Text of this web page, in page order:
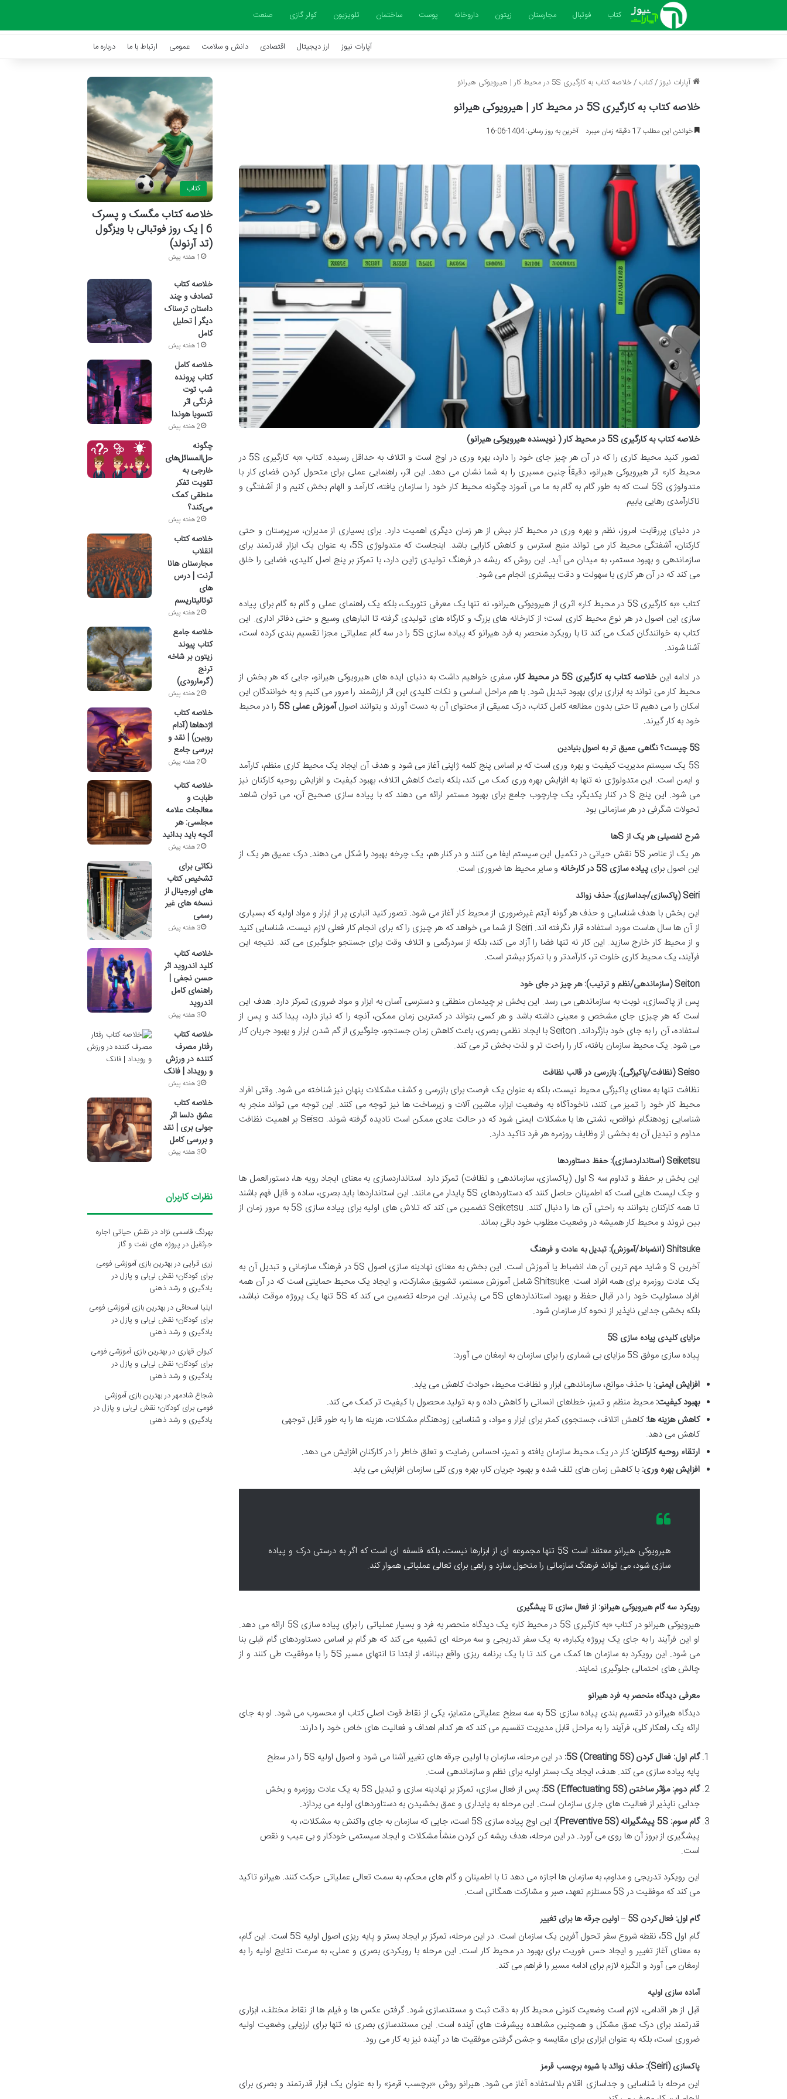
کتاب فوتبال مجارستان زیتون داروخانه پوست ساختمان تلویزیون کولر گازی صنعت
آپارات نیوز ارز دیجیتال اقتصادی دانش و سلامت عمومی ارتباط با ما درباره ما
آپارات نیوز/کتاب /خلاصه کتاب به کارگیری 5S در محیط کار | هیرویوکی هیرانو
خلاصه کتاب به کارگیری 5S در محیط کار | هیرویوکی هیرانو
آخرین به روز رسانی: 1404-06-16 خواندن این مطلب 17 دقیقه زمان میبرد
خلاصه کتاب به کارگیری 5S در محیط کار ( نویسنده هیرویوکی هیرانو)
تصور کنید محیط کاری را که در آن هر چیز جای خود را دارد، بهره وری در اوج است و اتلاف به حداقل رسیده. کتاب «به کارگیری 5S در
محیط کار» اثر هیرویوکی هیرانو، دقیقاً چنین مسیری را به شما نشان می دهد. این اثر، راهنمایی عملی برای متحول کردن فضای کار با
متدولوژی 5S است که به طور گام به گام به ما می آموزد چگونه محیط کار خود را سازمان یافته، کارآمد و الهام بخش کنیم و از آشفتگی و
ناکارآمدی رهایی یابیم.
در دنیای پررقابت امروز، نظم و بهره وری در محیط کار بیش از هر زمان دیگری اهمیت دارد. برای بسیاری از مدیران، سرپرستان و حتی
کارکنان، آشفتگی محیط کار می تواند منبع استرس و کاهش کارایی باشد. اینجاست که متدولوژی 5S، به عنوان یک ابزار قدرتمند برای
سازماندهی و بهبود مستمر، به میدان می آید. این روش که ریشه در فرهنگ تولیدی ژاپن دارد، با تمرکز بر پنج اصل کلیدی، فضایی را خلق
می کند که در آن هر کاری با سهولت و دقت بیشتری انجام می شود.
کتاب «به کارگیری 5S در محیط کار» اثری از هیرویوکی هیرانو، نه تنها یک معرفی تئوریک، بلکه یک راهنمای عملی و گام به گام برای پیاده
سازی این اصول در هر نوع محیط کاری است؛ از کارخانه های بزرگ و کارگاه های تولیدی گرفته تا انبارهای وسیع و حتی دفاتر اداری. این
کتاب به خوانندگان کمک می کند تا با رویکرد منحصر به فرد هیرانو که پیاده سازی 5S را در سه گام عملیاتی مجزا تقسیم بندی کرده است،
آشنا شوند.
در ادامه اینخلاصه کتاب به کارگیری 5S در محیط کار
، سفری خواهیم داشت به دنیای ایده های هیرویوکی هیرانو، جایی که هر بخش از
محیط کار می تواند به ابزاری برای بهبود تبدیل شود. با هم مراحل اساسی و نکات کلیدی این اثر ارزشمند را مرور می کنیم و به خوانندگان این
امکان را می دهیم تا حتی بدون مطالعه کامل کتاب، درک عمیقی از محتوای آن به دست آورند و بتوانند اصولآموزش عملی 5S
را در محیط
خود به کار گیرند.
5S چیست؟ نگاهی عمیق تر به اصول بنیادین
5S یک سیستم مدیریت کیفیت و بهره وری است که بر اساس پنج کلمه ژاپنی آغاز می شود و هدف آن ایجاد یک محیط کاری منظم، کارآمد
و ایمن است. این متدولوژی نه تنها به افزایش بهره وری کمک می کند، بلکه باعث کاهش اتلاف، بهبود کیفیت و افزایش روحیه کارکنان نیز
می شود. این پنج S در کنار یکدیگر، یک چارچوب جامع برای بهبود مستمر ارائه می دهند که با پیاده سازی صحیح آن، می توان شاهد
تحولات شگرفی در هر سازمانی بود.
شرح تفصیلی هر یک از Sها
هر یک از عناصر 5S نقش حیاتی در تکمیل این سیستم ایفا می کنند و در کنار هم، یک چرخه بهبود را شکل می دهند. درک عمیق هر یک از
این اصول برایپیاده سازی 5S در کارخانه و سایر محیط ها ضروری است.
Seiri (پاکسازی/جداسازی): حذف زوائد
این بخش با هدف شناسایی و حذف هر گونه آیتم غیرضروری از محیط کار آغاز می شود. تصور کنید انباری پر از ابزار و مواد اولیه که بسیاری
از آن ها سال هاست مورد استفاده قرار نگرفته اند. Seiri از شما می خواهد که هر چیزی را که برای انجام کار فعلی لازم نیست، شناسایی کنید
و از محیط کار خارج سازید. این کار نه تنها فضا را آزاد می کند، بلکه از سردرگمی و اتلاف وقت برای جستجو جلوگیری می کند. نتیجه این
فرآیند، یک محیط کاری خلوت تر، کارآمدتر و با تمرکز بیشتر است.
Seiton (سازماندهی/نظم و ترتیب): هر چیز در جای خود
پس از پاکسازی، نوبت به سازماندهی می رسد. این بخش بر چیدمان منطقی و دسترسی آسان به ابزار و مواد ضروری تمرکز دارد. هدف این
است که هر چیزی جای مشخص و معینی داشته باشد و هر کسی بتواند در کمترین زمان ممکن، آنچه را که نیاز دارد، پیدا کند و پس از
استفاده، آن را به جای خود بازگرداند. Seiton با ایجاد نظمی بصری، باعث کاهش زمان جستجو، جلوگیری از گم شدن ابزار و بهبود جریان کار
می شود. یک محیط سازمان یافته، کار را راحت تر و لذت بخش تر می کند.
Seiso (نظافت/پاکیزگی): بازرسی در قالب نظافت
نظافت تنها به معنای پاکیزگی محیط نیست، بلکه به عنوان یک فرصت برای بازرسی و کشف مشکلات پنهان نیز شناخته می شود. وقتی افراد
محیط کار خود را تمیز می کنند، ناخودآگاه به وضعیت ابزار، ماشین آلات و زیرساخت ها نیز توجه می کنند. این توجه می تواند منجر به
شناسایی زودهنگام نواقص، نشتی ها یا مشکلات ایمنی شود که در حالت عادی ممکن است نادیده گرفته شوند. Seiso بر اهمیت نظافت
مداوم و تبدیل آن به بخشی از وظایف روزمره هر فرد تاکید دارد.
Seiketsu (استانداردسازی): حفظ دستاوردها
این بخش بر حفظ و تداوم سه S اول (پاکسازی، سازماندهی و نظافت) تمرکز دارد. استانداردسازی به معنای ایجاد رویه ها، دستورالعمل ها
و چک لیست هایی است که اطمینان حاصل کنند که دستاوردهای 5S پایدار می مانند. این استانداردها باید بصری، ساده و قابل فهم باشند
تا همه کارکنان بتوانند به راحتی آن ها را دنبال کنند. Seiketsu تضمین می کند که تلاش های اولیه برای پیاده سازی 5S به مرور زمان از
بین نروند و محیط کار همیشه در وضعیت مطلوب خود باقی بماند.
Shitsuke (انضباط/آموزش): تبدیل به عادت و فرهنگ
آخرین S و شاید مهم ترین آن ها، انضباط یا آموزش است. این بخش به معنای نهادینه سازی اصول 5S در فرهنگ سازمانی و تبدیل آن به
یک عادت روزمره برای همه افراد است. Shitsuke شامل آموزش مستمر، تشویق مشارکت، و ایجاد یک محیط حمایتی است که در آن همه
افراد مسئولیت خود را در قبال حفظ و بهبود استانداردهای 5S می پذیرند. این مرحله تضمین می کند که 5S تنها یک پروژه موقت نباشد،
بلکه بخشی جدایی ناپذیر از نحوه کار سازمان شود.
مزایای کلیدی پیاده سازی 5S
پیاده سازی موفق 5S مزایای بی شماری را برای سازمان به ارمغان می آورد:
افزایش ایمنی: با حذف موانع، سازماندهی ابزار و نظافت محیط، حوادث کاهش می یابد.
بهبود کیفیت: محیط منظم و تمیز، خطاهای انسانی را کاهش داده و به تولید محصول با کیفیت تر کمک می کند.
کاهش هزینه ها:کاهش اتلاف، جستجوی کمتر برای ابزار و مواد، و شناسایی زودهنگام مشکلات، هزینه ها را به طور قابل توجهی
کاهش می دهد.
ارتقاء روحیه کارکنان:کار در یک محیط سازمان یافته و تمیز، احساس رضایت و تعلق خاطر را در کارکنان افزایش می دهد.
افزایش بهره وری: با کاهش زمان های تلف شده و بهبود جریان کار، بهره وری کلی سازمان افزایش می یابد.
هیرویوکی هیرانو معتقد است 5S تنها مجموعه ای از ابزارها نیست، بلکه فلسفه ای است که اگر به درستی درک و پیاده
سازی شود، می تواند فرهنگ سازمانی را متحول سازد و راهی برای تعالی عملیاتی هموار کند.
رویکرد سه گام هیرویوکی هیرانو: از فعال سازی تا پیشگیری
هیرویوکی هیرانو در کتاب «به کارگیری 5S در محیط کار» یک دیدگاه منحصر به فرد و بسیار عملیاتی را برای پیاده سازی 5S ارائه می دهد.
او این فرآیند را به جای یک پروژه یکباره، به یک سفر تدریجی و سه مرحله ای تشبیه می کند که هر گام بر اساس دستاوردهای گام قبلی بنا
می شود. این رویکرد به سازمان ها کمک می کند تا با یک برنامه ریزی واقع بینانه، از ابتدا تا انتهای مسیر 5S را با موفقیت طی کنند و از
چالش های احتمالی جلوگیری نمایند.
معرفی دیدگاه منحصر به فرد هیرانو
دیدگاه هیرانو در تقسیم بندی پیاده سازی 5S به سه سطح عملیاتی متمایز، یکی از نقاط قوت اصلی کتاب او محسوب می شود. او به جای
ارائه یک راهکار کلی، فرآیند را به مراحل قابل مدیریت تقسیم می کند که هر کدام اهداف و فعالیت های خاص خود را دارند:
گام اول: فعال کردن 5S (Creating 5S):
در این مرحله، سازمان با اولین جرقه های تغییر آشنا می شود و اصول اولیه 5S را در سطح
پایه پیاده سازی می کند. هدف، ایجاد یک بستر اولیه برای نظم و سازماندهی است.
گام دوم: مؤثر ساختن 5S (Effectuating 5S):
پس از فعال سازی، تمرکز بر نهادینه سازی و تبدیل 5S به یک عادت روزمره و بخش
جدایی ناپذیر از فعالیت های جاری سازمان است. این مرحله به پایداری و عمق بخشیدن به دستاوردهای اولیه می پردازد.
گام سوم: 5S پیشگیرانه (Preventive 5S):
این اوج پیاده سازی 5S است، جایی که سازمان به جای واکنش به مشکلات، به
پیشگیری از بروز آن ها روی می آورد. در این مرحله، هدف ریشه کن کردن منشأ مشکلات و ایجاد سیستمی خودکار و بی عیب و نقص
است.
این رویکرد تدریجی و مداوم، به سازمان ها اجازه می دهد تا با اطمینان و گام های محکم، به سمت تعالی عملیاتی حرکت کنند. هیرانو تاکید
می کند که موفقیت در 5S مستلزم تعهد، صبر و مشارکت همگانی است.
گام اول: فعال کردن 5S – اولین جرقه ها برای تغییر
گام اول 5S، نقطه شروع سفر تحول آفرین یک سازمان است. در این مرحله، تمرکز بر ایجاد بستر و پایه ریزی اصول اولیه 5S است. این گام،
به معنای آغاز تغییر و ایجاد حس فوریت برای بهبود در محیط کار است. این مرحله با رویکردی بصری و عملی، به سرعت نتایج اولیه را به
ارمغان می آورد و انگیزه لازم برای ادامه مسیر را فراهم می کند.
آماده سازی اولیه
قبل از هر اقدامی، لازم است وضعیت کنونی محیط کار به دقت ثبت و مستندسازی شود. گرفتن عکس ها و فیلم ها از نقاط مختلف، ابزاری
قدرتمند برای درک عمق مشکل و همچنین مشاهده پیشرفت های آینده است. این مستندسازی بصری نه تنها برای ارزیابی وضعیت اولیه
ضروری است، بلکه به عنوان ابزاری برای مقایسه و جشن گرفتن موفقیت ها در آینده نیز به کار می رود.
پاکسازی (Seiri): حذف زوائد با شیوه برچسب قرمز
این مرحله با شناسایی و جداسازی اقلام بلااستفاده آغاز می شود. هیرانو روش «برچسب قرمز» را به عنوان یک ابزار قدرتمند و بصری برای
کتاب
خلاصه کتاب مگسک و پسرک
6 | یک روز فوتبالی با ویزگول
(تد آرنولد)
1 هفته پیش
خلاصه کتاب
تصادف و چند
داستان ترسناک
دیگر | تحلیل
کامل
1 هفته پیش
خلاصه کامل
کتاب پرونده
شب توت
فرنگی اثر
تتسویا هوندا
2 هفته پیش
چگونه
حل‌المسائل‌های
خارجی به
تقویت تفکر
منطقی کمک
می‌کند؟
2 هفته پیش
خلاصه کتاب
انقلاب
مجارستان هانا
آرنت | درس
های
توتالیتاریسم
2 هفته پیش
خلاصه جامع
کتاب پیوند
زیتون بر شاخه
ترنج
(گرمارودی)
2 هفته پیش
خلاصه کتاب
اژدهاها (آدام
روبین) | نقد و
بررسی جامع
2 هفته پیش
خلاصه کتاب
طبابت و
معالجات علامه
مجلسی: هر
آنچه باید بدانید
2 هفته پیش
نکاتی برای
تشخیص کتاب
های اورجینال از
نسخه های غیر
رسمی
3 هفته پیش
خلاصه کتاب
کلید اندروید اثر
حسن نجفی |
راهنمای کامل
اندروید
3 هفته پیش
خلاصه کتاب
رفتار مصرف
کننده در ورزش
و رویداد | فانک
3 هفته پیش
خلاصه کتاب
عشق دلسا اثر
جولی بری | نقد
و بررسی کامل
3 هفته پیش
نظرات کاربران
بهرنگ قاسمی نژاد درنقش حیاتی اجاره
جرثقیل در پروژه های نفت و گاز
زری قرایی دربهترین بازی آموزشی فومی
برای کودکان؛ نقش لی‌لی و پازل در
یادگیری و رشد ذهنی
ایلیا اسحاقی دربهترین بازی آموزشی فومی
برای کودکان؛ نقش لی‌لی و پازل در
یادگیری و رشد ذهنی
کیوان قهاری دربهترین بازی آموزشی فومی
برای کودکان؛ نقش لی‌لی و پازل در
یادگیری و رشد ذهنی
شجاع شادمهردربهترین بازی آموزشی
فومی برای کودکان؛ نقش لی‌لی و پازل در
یادگیری و رشد ذهنی